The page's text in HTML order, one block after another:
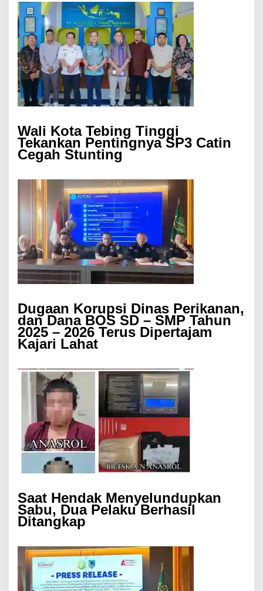
Wali Kota Tebing Tinggi
Tekankan Pentingnya SP3 Catin
Cegah Stunting
Dugaan Korupsi Dinas Perikanan,
dan Dana BOS SD – SMP Tahun
2025 – 2026 Terus Dipertajam
Kajari Lahat
Saat Hendak Menyelundupkan
Sabu, Dua Pelaku Berhasil
Ditangkap